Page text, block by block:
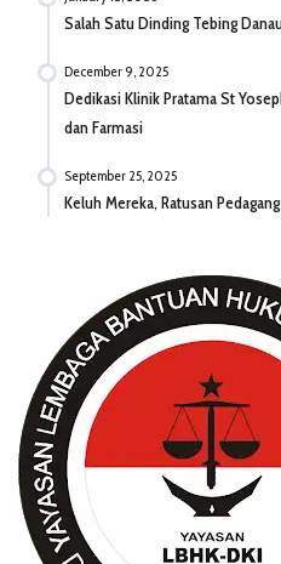
Salah Satu Dinding Tebing
December 9, 2025
Dedikasi Klinik Pratama St
dan Farmasi
September 25, 2025
Keluh Mereka, Ratusan